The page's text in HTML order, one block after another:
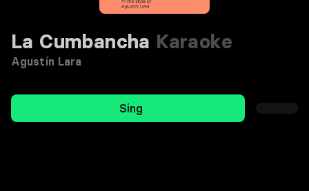
La Cumbancha Karaoke
Agustín Lara
Sing